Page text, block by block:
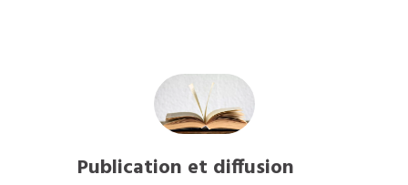
Publication et diffusion